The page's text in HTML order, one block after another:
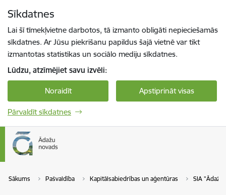
Sīkdatnes
Lai šī tīmekļvietne darbotos, tā izmanto obligāti nepieciešamās
sīkdatnes. Ar Jūsu piekrišanu papildus šajā vietnē var tikt
izmantotas statistikas un sociālo mediju sīkdatnes.
Lūdzu, atzīmējiet savu izvēli:
Noraidīt Apstiprināt visas
Pārvaldīt sīkdatnes
Sākums Pašvaldība Kapitālsabiedrības un aģentūras SIA "Ādažu